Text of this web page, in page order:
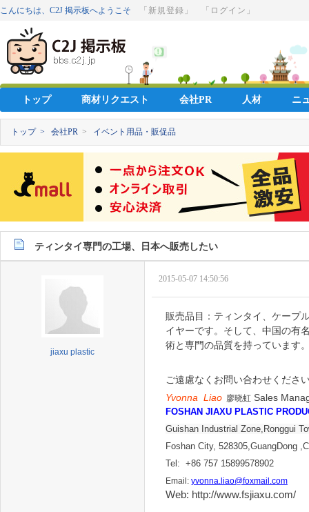
こんにちは、C2J 掲示板へようこそ 「新規登録」 「ログイン」
トップ 商材リクエスト 会社PR 人材 ニ
トップ > 会社PR > イベント用品・販促品
ティンタイ専門の工場、日本へ販売したい
jiaxu plastic
2015-05-07 14:50:56
販売品目：ティンタイ、ケープ
イヤーです。そして、中国の有
術と専門の品質を持っています
ご遠慮なくお問い合わせくださ
Yvonna Liao 廖晓虹Sales
FOSHAN JIAXU PLASTIC
Guishan Industrial Zone,Ronggui
Foshan City, 528305,GuangDong
Tel: +86 757 15899578902
Email: yvonna.liao@foxmail.com
Web: http://www.fsjiaxu.com/